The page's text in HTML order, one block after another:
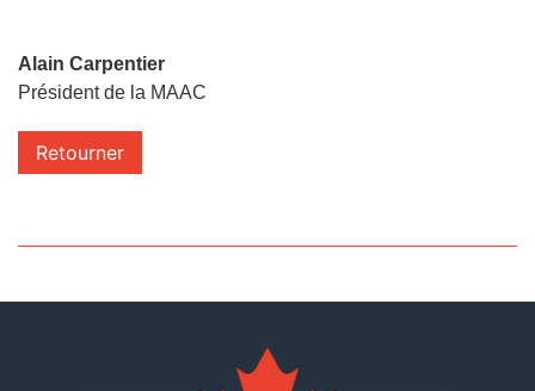
Alain Carpentier
Président de la MAAC
Retourner